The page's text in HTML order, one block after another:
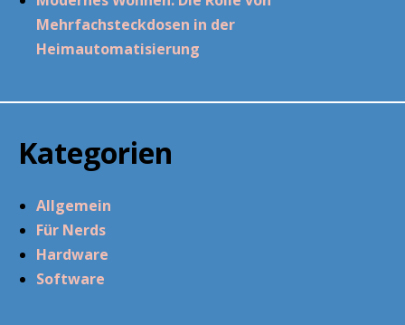
Mehrfachsteckdosen in der
Heimautomatisierung
Kategorien
Allgemein
Für Nerds
Hardware
Software